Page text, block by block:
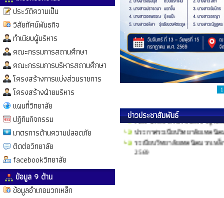
ประวัติความเป็น
วิสัยทัศน์พันธกิจ
ทำเนียบผู้บริหาร
คณะกรรมการสถานศึกษา
คณะกรรมการบริหารสถานศึกษา
โครงสร้างการแบ่งส่วนราชการ
โครงสร้างฝ่ายบริหาร
แผนที่วิทยาลัย
ปฏิทินกิจกรรม
มาตรการด้านความปลอดภัย
ติดต่อวิทยาลัย
facebookวิทยาลัย
ข้อมูล 9 ด้าน
ข้อมูลอำเภอมวกเหล็ก
1
ข่าวประชาสัมพันธ์
เรื่อง นโยบายไม่รับของขวัญแ
ประกาศระเบียบวิทยาลัยเทคนิ
ระเบียบวิทยาลัยเทคนิคมวกเห
2569